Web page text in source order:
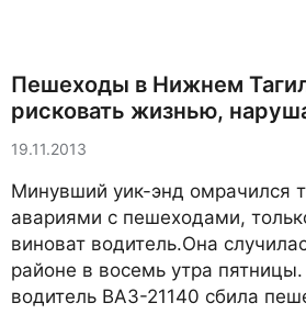
Пешеходы в Нижнем
рисковать жизнью,
19.11.2013
Минувший уик-энд омрачился
авариями с пешеходами,
виноват водитель.Она
районе в восемь утра
водитель ВАЗ-21140 сбила